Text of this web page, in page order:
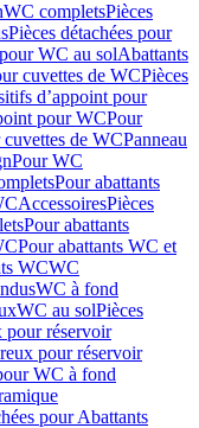
WC completsPièces
Pièces détachées pour
WC au solAbattants
cuvettes de WCPièces
d’appoint pour
pour WCPour
cuvettes de WCPanneau
Pour WC
Pour abattants
AccessoiresPièces
Pour abattants
Pour abattants WC et
WCWC
WC à fond
WC au solPièces
pour réservoir
pour réservoir
WC à fond
pour Abattants